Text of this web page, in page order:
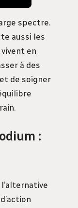
spectre.
aussi les
en
à des
de soigner
: